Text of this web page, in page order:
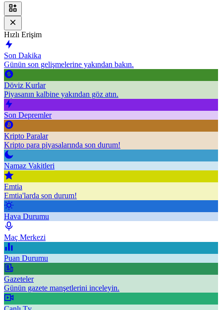
Hızlı Erişim
Son Dakika
Günün son gelişmelerine yakından bakın.
Döviz Kurlar
Piyasanın kalbine yakından göz atın.
Son Depremler
Kripto Paralar
Kripto para piyasalarında son durum!
Namaz Vakitleri
Emtia
Emtia'larda son durum!
Hava Durumu
Maç Merkezi
Puan Durumu
Gazeteler
Günün gazete manşetlerini inceleyin.